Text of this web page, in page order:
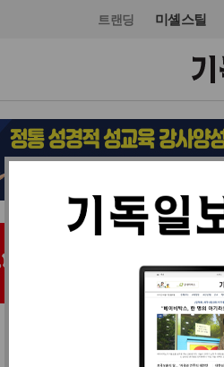
트랜딩 미셸스틸